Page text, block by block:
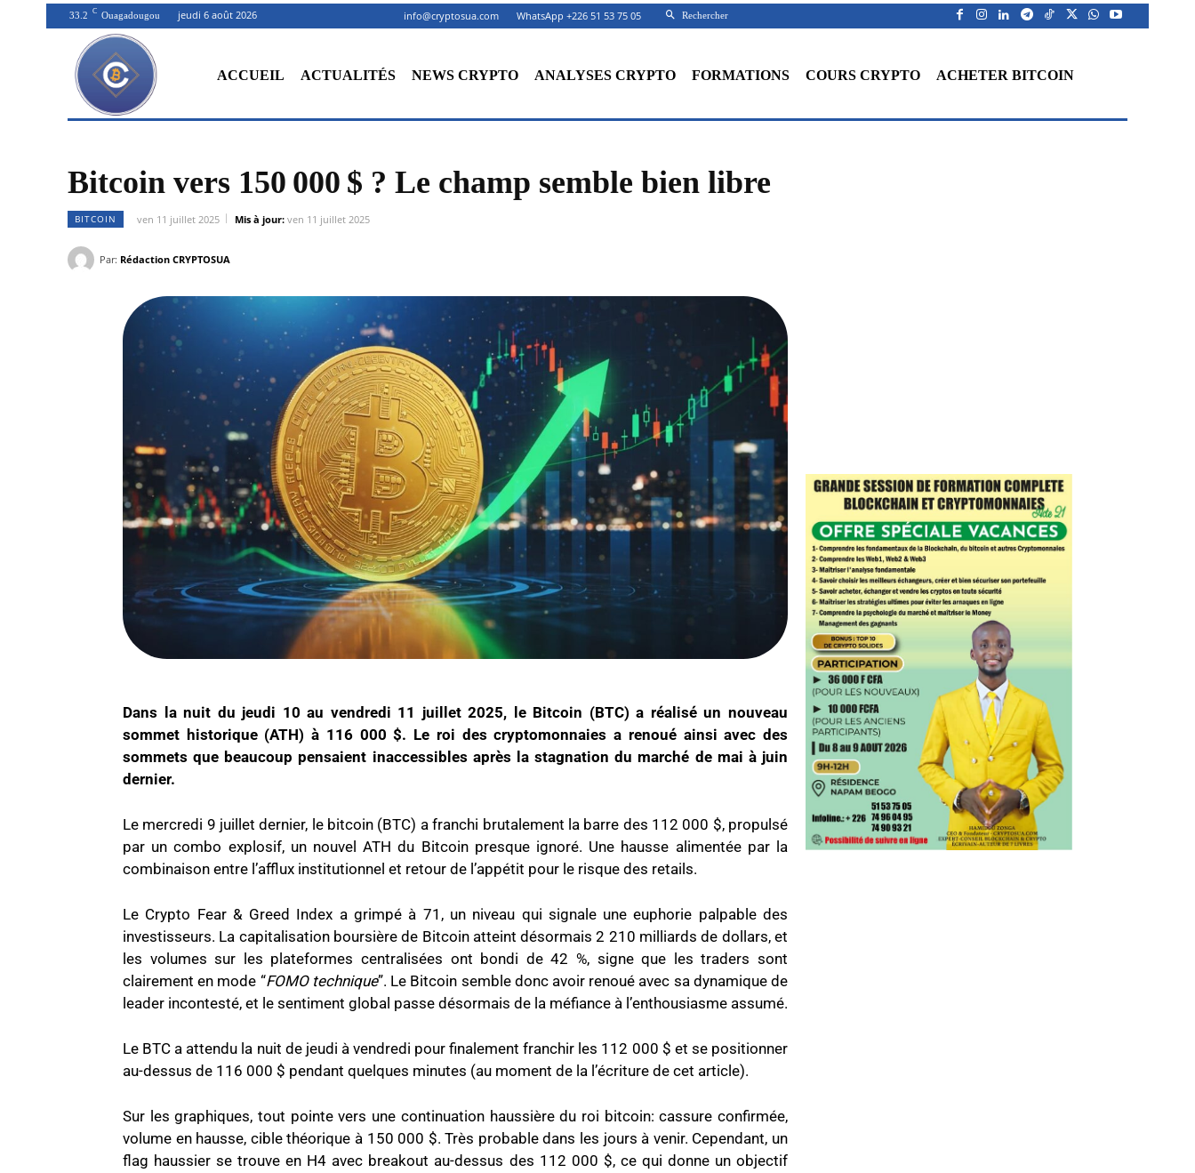
33.2 C Ouagadougou jeudi 6 août 2026 info@cryptosua.com WhatsApp +226 51 53 75 05 Rechercher
ACCUEIL ACTUALITÉS NEWS CRYPTO ANALYSES CRYPTO FORMATIONS COURS CRYPTO ACHETER BITCOIN
Bitcoin vers 150 000 $ ? Le champ semble bien libre
BITCOIN ven 11 juillet 2025 Mis à jour: ven 11 juillet 2025
Par: Rédaction CRYPTOSUA
Dans la nuit du jeudi 10 au vendredi 11 juillet 2025, le Bitcoin (BTC) a réalisé un nouveau
sommet historique (ATH) à 116 000 $. Le roi des cryptomonnaies a renoué ainsi avec des
sommets que beaucoup pensaient inaccessibles après la stagnation du marché de mai à juin
dernier.
Le mercredi 9 juillet dernier, le bitcoin (BTC) a franchi brutalement la barre des 112 000 $, propulsé
par un combo explosif, un nouvel ATH du Bitcoin presque ignoré. Une hausse alimentée par la
combinaison entre l’afflux institutionnel et retour de l’appétit pour le risque des retails.
Le Crypto Fear & Greed Index a grimpé à 71, un niveau qui signale une euphorie palpable des
investisseurs. La capitalisation boursière de Bitcoin atteint désormais 2 210 milliards de dollars, et
les volumes sur les plateformes centralisées ont bondi de 42 %, signe que les traders sont
clairement en mode “FOMO technique”. Le Bitcoin semble donc avoir renoué avec sa dynamique de
leader incontesté, et le sentiment global passe désormais de la méfiance à l’enthousiasme assumé.
Le BTC a attendu la nuit de jeudi à vendredi pour finalement franchir les 112 000 $ et se positionner
au-dessus de 116 000 $ pendant quelques minutes (au moment de la l’écriture de cet article).
Sur les graphiques, tout pointe vers une continuation haussière du roi bitcoin: cassure confirmée,
volume en hausse, cible théorique à 150 000 $. Très probable dans les jours à venir. Cependant, un
flag haussier se trouve en H4 avec breakout au-dessus des 112 000 $, ce qui donne un objectif